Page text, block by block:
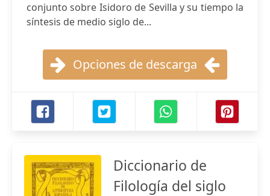
conjunto sobre Isidoro de Sevilla y su tiempo la
síntesis de medio siglo de...
Opciones de descarga
Diccionario de
Filología del siglo